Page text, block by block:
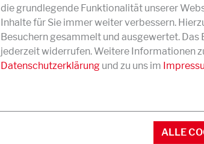
UMWELTINFORMATIONEN
die grundlegende Funktionalität unserer
Inhalte für Sie immer weiter verbessern.
Besuchern gesammelt und ausgewertet.
jederzeit widerrufen. Weitere Informationen
Datenschutzerklärung und zu uns im
ALLE